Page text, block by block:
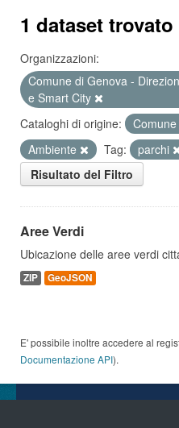
1 dataset trovato
Organizzazioni:
Comune di Genova -
e Smart City
Cataloghi di origine:
Ambiente
Tag:
parchi
Risultato del Filtro
Aree Verdi
Ubicazione delle aree verdi
ZIP GeoJSON
E' possibile inoltre accedere al
Documentazione API).